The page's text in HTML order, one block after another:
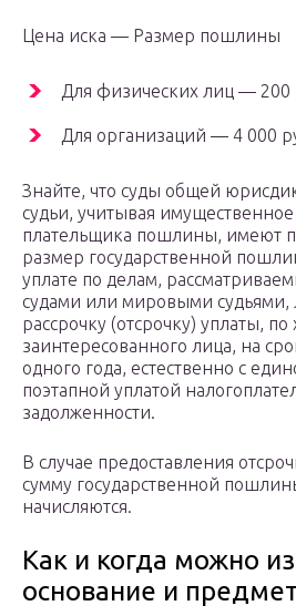
Цена иска — Размер пошлины
Для физических лиц — 200
Для организаций — 4 000
Знайте, что суды общей
судьи, учитывая
плательщика пошлины, имеют
размер государственной
уплате по делам,
судами или мировыми судьями,
рассрочку (отсрочку) уплаты, по
заинтересованного лица, на
одного года, естественно с
поэтапной уплатой
задолженности.
В случае предоставления
сумму государственной
начисляются.
Как и когда можно
основание и